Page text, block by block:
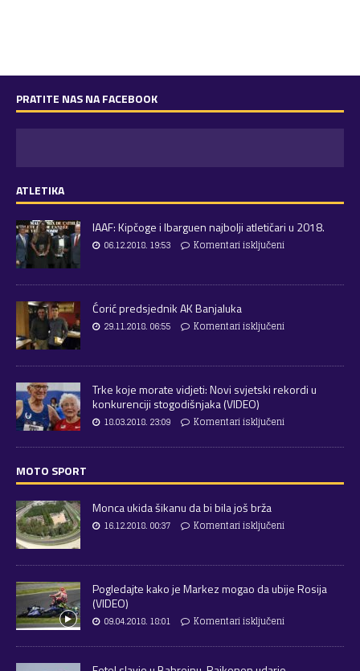
PRATITE NAS NA FACEBOOK
ATLETIKA
IAAF: Kipčoge i Ibarguen najbolji atletičari u 2018.
06.12.2018. 19:53 Komentari isključeni
Ćorić predsjednik AK Banjaluka
29.11.2018. 06:55 Komentari isključeni
Trke koje morate vidjeti: Novi svjetski rekordi u
konkurenciji stogodišnjaka (VIDEO)
18.03.2018. 23:09 Komentari isključeni
MOTO SPORT
Monca ukida šikanu da bi bila još brža
16.12.2018. 00:37 Komentari isključeni
Pogledajte kako je Markez mogao da ubije Rosija
(VIDEO)
09.04.2018. 18:01 Komentari isključeni